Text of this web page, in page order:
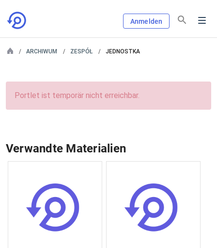
Anmelden
ARCHIWUM ZESPÓŁ JEDNOSTKA
Portlet ist temporär nicht erreichbar.
Verwandte Materialien